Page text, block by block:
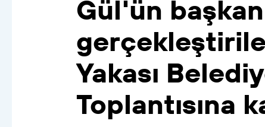
Gül'ün
Yakası
Toplantısına